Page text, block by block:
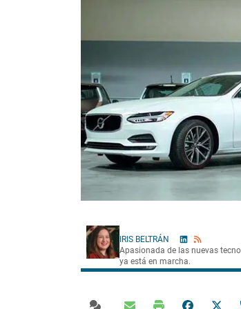
IRIS BELTRÁN
Apasionada de las nuevas
ya está en marcha.